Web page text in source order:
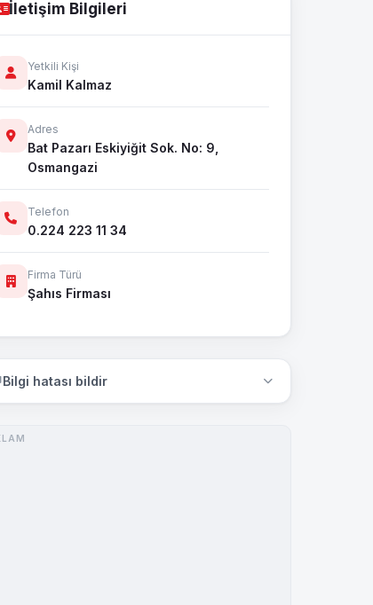
İletişim Bilgileri
Yetkili Kişi
Kamil Kalmaz
Adres
Bat Pazarı Eskiyiğit Sok. No: 9,
Osmangazi
Telefon
0.224 223 11 34
Firma Türü
Şahıs Firması
Bilgi hatası bildir